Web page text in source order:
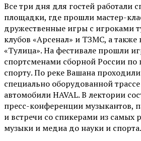
Все три дня для гостей работали
площадки, где прошли мастер-
дружественные игры с игроками
клубов «Арсенал» и ТЗМС, а также
«Тулица». На фестивале прошли
спортсменами сборной России
спорту. По реке Вашана
специально оборудованной
автомобили HAVAL. В лектории
пресс-конференции музыкантов,
и встречи со спикерами из самых
музыки и медиа до науки и спорта.